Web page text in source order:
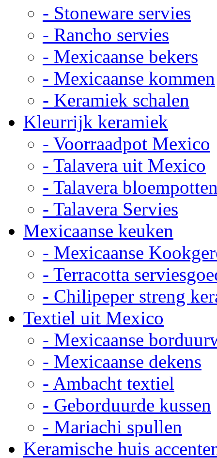
- Stoneware servies
- Rancho servies
- Mexicaanse bekers
- Mexicaanse kommen
- Keramiek schalen
Kleurrijk keramiek
- Voorraadpot Mexico
- Talavera uit Mexico
- Talavera
- Talavera Servies
Mexicaanse keuken
- Mexicaanse
- Terracotta
- Chilipeper streng
Textiel uit Mexico
- Mexicaanse
- Mexicaanse dekens
- Ambacht textiel
- Geborduurde kussen
- Mariachi spullen
Keramische huis